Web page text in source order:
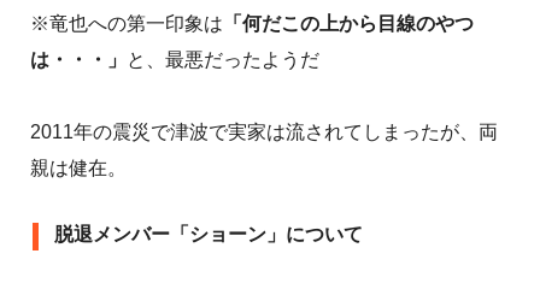
※竜也への第一印象は 「何だこの上から目線のやつ
は・・・」 と、最悪だったようだ
2011年の震災で津波で実家は流されてしまったが、両
親は健在。
脱退メンバー「ショーン」について